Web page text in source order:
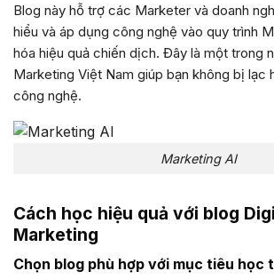
Blog này hỗ trợ các Marketer và doanh
hiểu và áp dụng công nghệ vào quy trình
hóa hiệu quả chiến dịch. Đây là một trong
Marketing Việt Nam giúp bạn không bị lạc
công nghệ.
Marketing AI
Cách học hiệu quả với blog
Marketing
Chọn blog phù hợp với mục tiêu học